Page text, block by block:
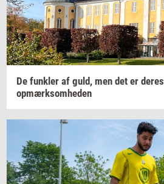
De funk­ler af guld, men det er deres
op­mærk­som­he­den